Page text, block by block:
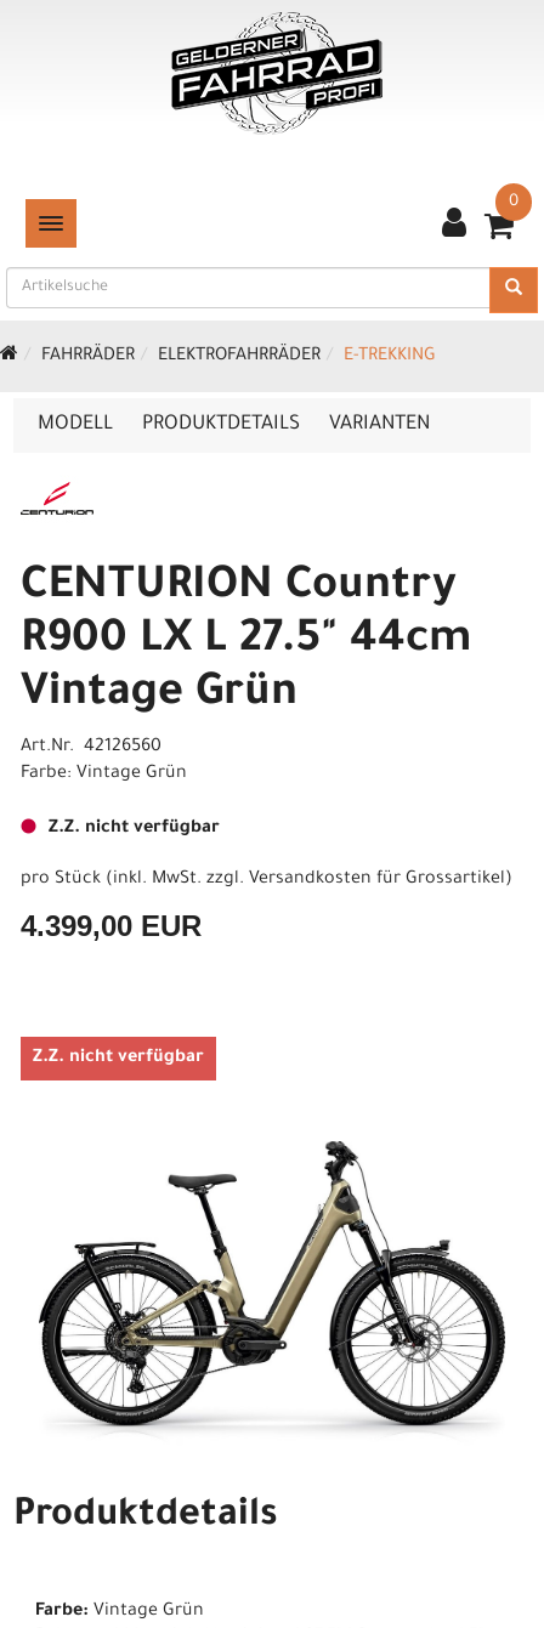
TOGGLE NAVIGATION
0
FAHRRÄDER ELEKTROFAHRRÄDER E-TREKKING
MODELL PRODUKTDETAILS VARIANTEN
CENTURION Country
R900 LX L 27.5" 44cm
Vintage Grün
Art.Nr. 42126560
Farbe: Vintage Grün
Z.Z. nicht verfügbar
pro Stück (inkl. MwSt. zzgl. Versandkosten für Grossartikel)
4.399,00 EUR
Z.Z. nicht verfügbar
Produktdetails
Farbe: Vintage Grün